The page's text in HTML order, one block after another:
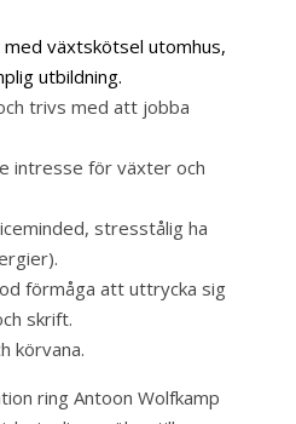
med växtskötsel utomhus,
utbildning.
trivs med att jobba
intresse för växter och
stresstålig ha
förmåga att uttrycka sig
skrift.
körvana.
ring Antoon Wolfkamp